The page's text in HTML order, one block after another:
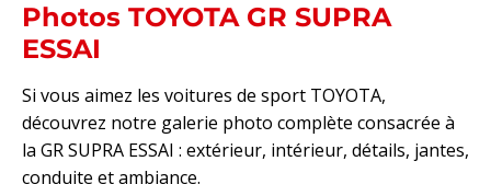
Photos TOYOTA GR SUPRA
ESSAI
Si vous aimez les voitures de sport TOYOTA,
découvrez notre galerie photo complète consacrée à
la GR SUPRA ESSAI : extérieur, intérieur, détails, jantes,
conduite et ambiance.